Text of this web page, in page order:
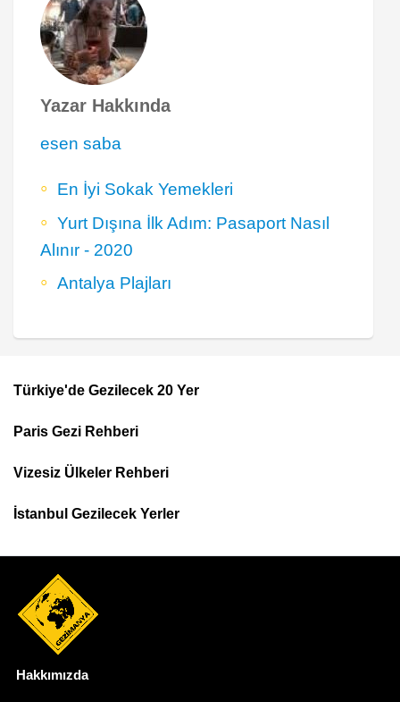
Yazar Hakkında
esen saba
En İyi Sokak Yemekleri
Yurt Dışına İlk Adım: Pasaport Nasıl
Alınır - 2020
Antalya Plajları
Top
Menu
Türkiye'de Gezilecek 20 Yer
Paris Gezi Rehberi
Vizesiz Ülkeler Rehberi
İstanbul Gezilecek Yerler
Hakkımızda